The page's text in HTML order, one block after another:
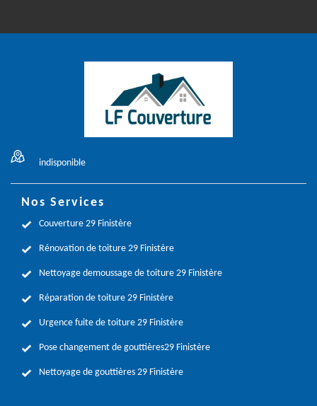
indisponible
Nos Services
Couverture 29 Finistère
Rénovation de toiture 29 Finistère
Nettoyage demoussage de toiture 29 Finistère
Réparation de toiture 29 Finistère
Urgence fuite de toiture 29 Finistère
Pose changement de gouttières29 Finistère
Nettoyage de gouttières 29 Finistère